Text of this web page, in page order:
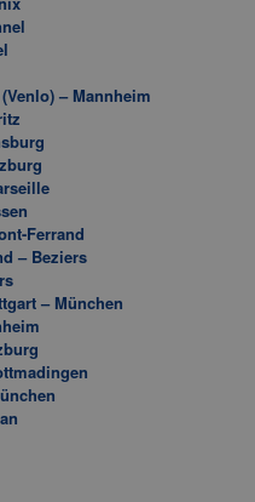
– Mannheim
Ferrand
– Beziers
– München